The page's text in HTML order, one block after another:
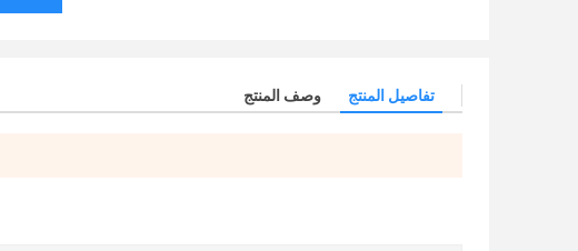
تفاصيل المنتج وصف المنتج